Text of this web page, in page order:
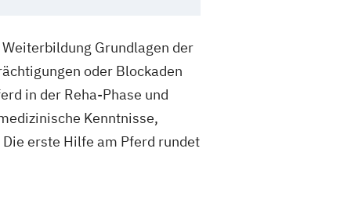
Grundlagen der
oder Blockaden
in der Reha-Phase und
Kenntnisse,
erste Hilfe am Pferd rundet